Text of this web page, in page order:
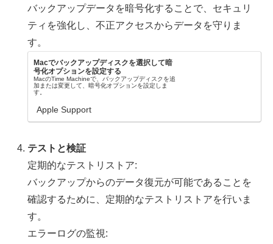
バックアップデータを暗号化することで、セキュリ
ティを強化し、不正アクセスからデータを守りま
す。
Macでバックアップディスクを選択して暗
号化オプションを設定する
MacのTime Machineで、バックアップディスクを追
加または変更して、暗号化オプションを設定しま
す。
Apple Support
テストと検証
定期的なテストリストア:
バックアップからのデータ復元が可能であることを
確認するために、定期的なテストリストアを行いま
す。
エラーログの監視: